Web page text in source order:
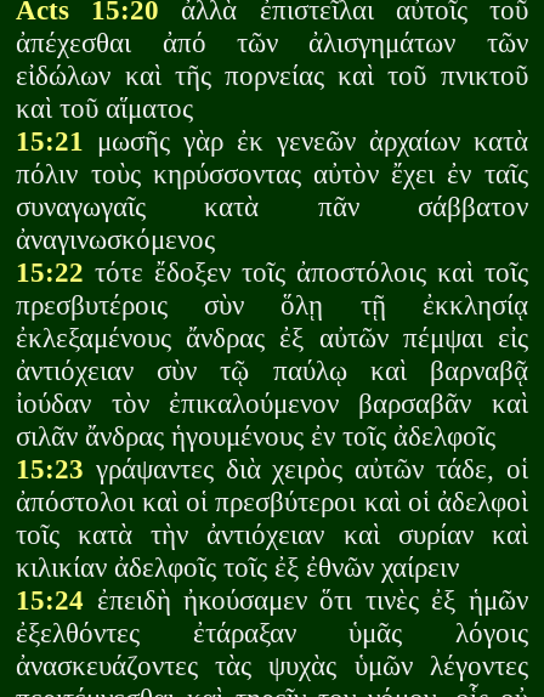
Acts 15:20 ἀλλὰ ἐπιστεῖλαι αὐτοῖς τοῦ
ἀπέχεσθαι ἀπό τῶν ἀλισγημάτων τῶν
εἰδώλων καὶ τῆς πορνείας καὶ τοῦ πνικτοῦ
καὶ τοῦ αἵματος
15:21 μωσῆς γὰρ ἐκ γενεῶν ἀρχαίων κατὰ
πόλιν τοὺς κηρύσσοντας αὐτὸν ἔχει ἐν ταῖς
συναγωγαῖς κατὰ πᾶν σάββατον
ἀναγινωσκόμενος
15:22 τότε ἔδοξεν τοῖς ἀποστόλοις καὶ τοῖς
πρεσβυτέροις σὺν ὅλῃ τῇ ἐκκλησίᾳ
ἐκλεξαμένους ἄνδρας ἐξ αὐτῶν πέμψαι εἰς
ἀντιόχειαν σὺν τῷ παύλῳ καὶ βαρναβᾷ
ἰούδαν τὸν ἐπικαλούμενον βαρσαβᾶν καὶ
σιλᾶν ἄνδρας ἡγουμένους ἐν τοῖς ἀδελφοῖς
15:23 γράψαντες διὰ χειρὸς αὐτῶν τάδε, οἱ
ἀπόστολοι καὶ οἱ πρεσβύτεροι καὶ οἱ ἀδελφοὶ
τοῖς κατὰ τὴν ἀντιόχειαν καὶ συρίαν καὶ
κιλικίαν ἀδελφοῖς τοῖς ἐξ ἐθνῶν χαίρειν
15:24 ἐπειδὴ ἠκούσαμεν ὅτι τινὲς ἐξ ἡμῶν
ἐξελθόντες ἐτάραξαν ὑμᾶς λόγοις
ἀνασκευάζοντες τὰς ψυχὰς ὑμῶν λέγοντες